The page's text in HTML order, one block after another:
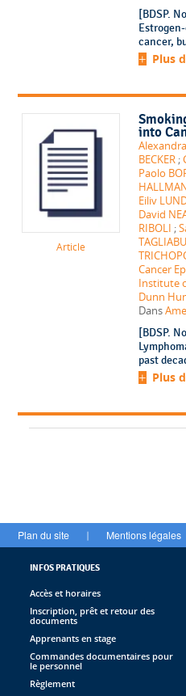
[BDSP.
cancer,
Plus
Article
into
BECKER ;
Paolo
Eiliv
David
RIBOLI ;
Cancer
Institute
Dunn
Dans
[BDSP.
past
Plus
Plan du site | Mentions légales
INFOS PRATIQUES
Accès et horaires
Inscription, prêt et retour des
documents
Apprenants en stage
Commandes documentaires pour
le personnel
Règlement